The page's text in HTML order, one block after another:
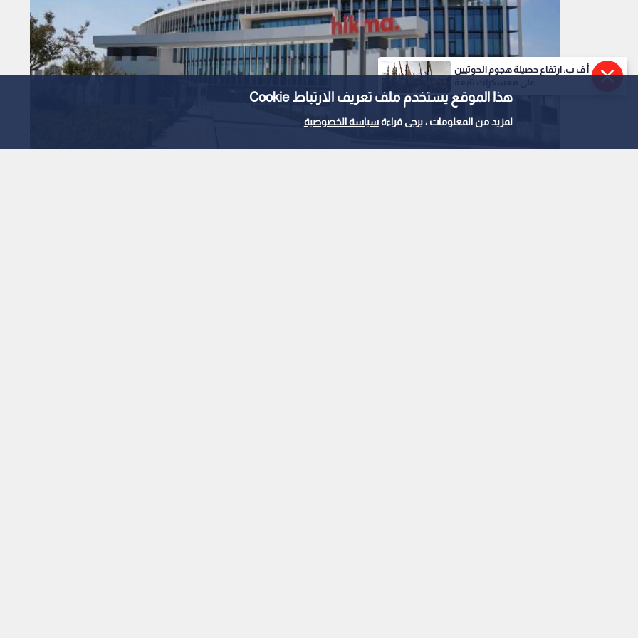
هذا الموقع يستخدم ملف تعريف الارتباط Cookie
لمزيد من المعلومات ، يرجى قراءةسياسة الخصوصية
أ ف ب: ارتفاع حصيلة هجوم الحوثيين